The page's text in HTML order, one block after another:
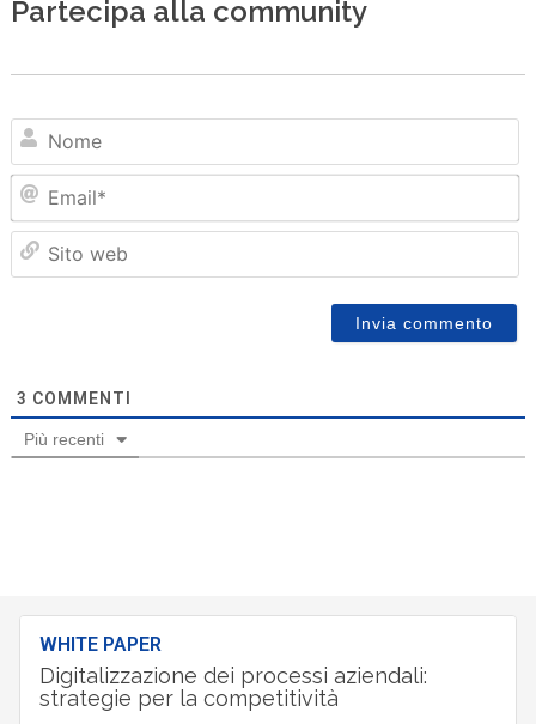
Partecipa alla community
3 COMMENTI
Più recenti
WHITE PAPER
Digitalizzazione dei processi aziendali:
strategie per la competitività